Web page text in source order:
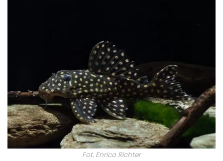
Fot. Enrico Richter